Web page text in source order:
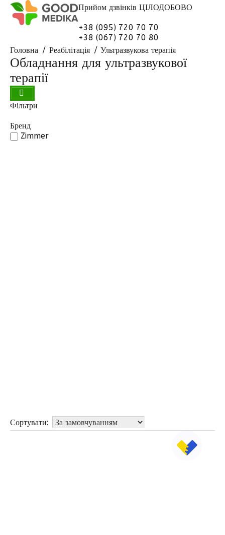
Прийом дзвінків ЦІЛОДОБОВО
+38 (095) 720 70 70
+38 (067) 720 70 80
Головна
Реабілітація Ультразвукова терапія
Обладнання для ультразвукової
терапії
Фільтри
Бренд
Zimmer
Сортувати: